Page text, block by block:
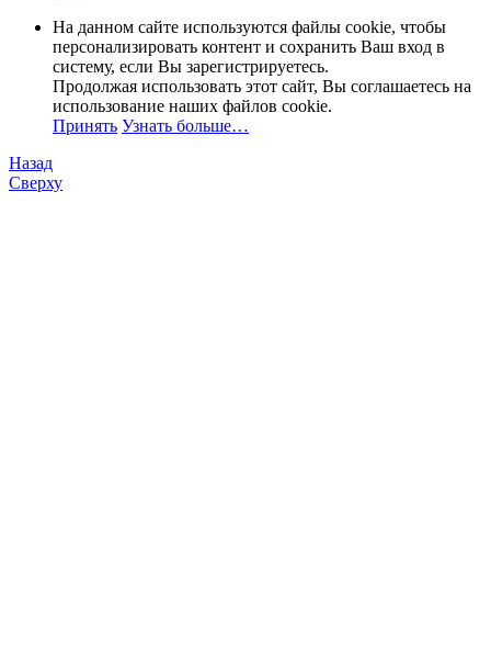
На данном сайте используются файлы cookie, чтобы
персонализировать контент и сохранить Ваш вход в
систему, если Вы зарегистрируетесь.
Продолжая использовать этот сайт, Вы соглашаетесь на
использование наших файлов cookie.
Принять Узнать больше…
Назад
Сверху